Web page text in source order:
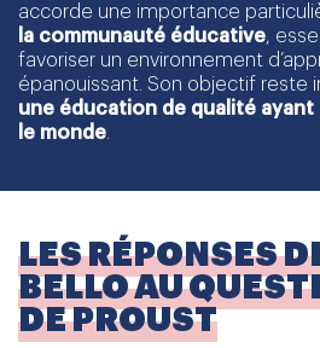
accorde une importance
la communauté éducative,
favoriser un environnement
épanouissant. Son objectif reste
une éducation de qualité
le monde.
LES RÉPONSES
BELLO AU
DE PROUST